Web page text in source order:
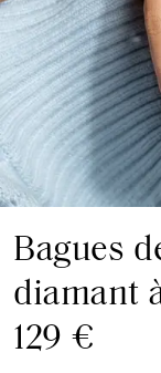
Bagues
diamant
129 €